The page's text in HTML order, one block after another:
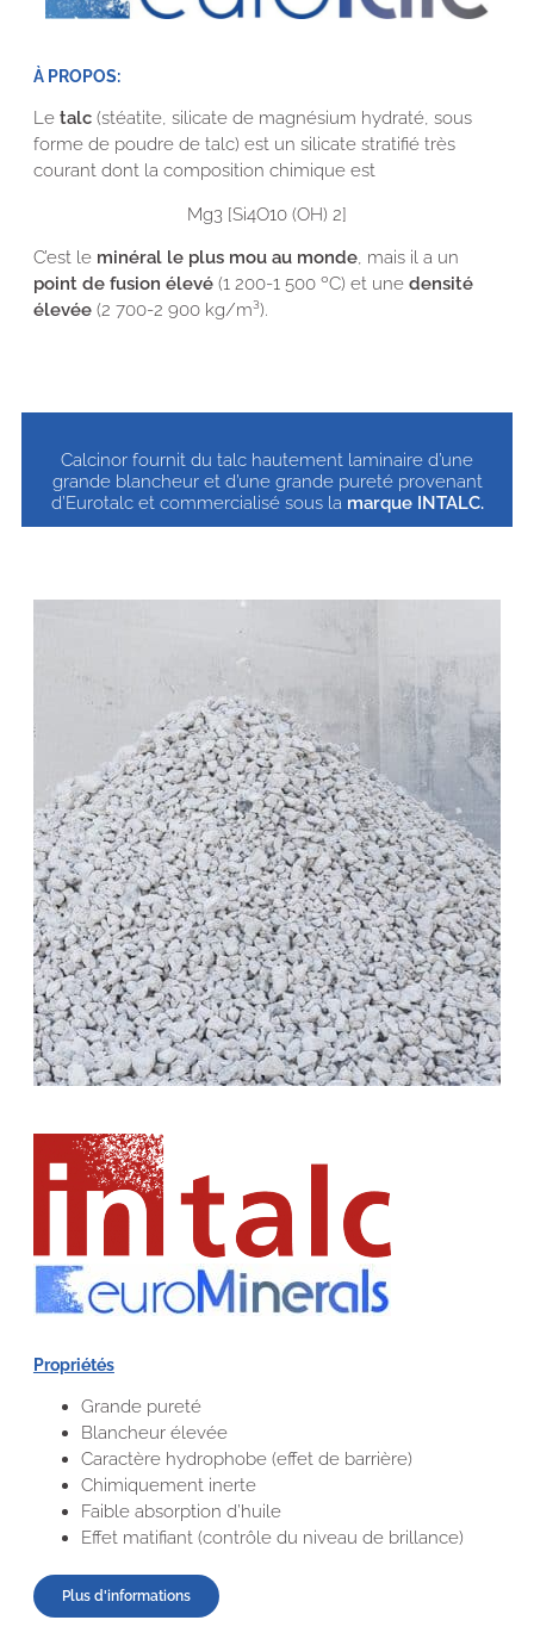
À PROPOS:
Le talc(stéatite, silicate de magnésium hydraté, sous
forme de poudre de talc) est un silicate stratifié très
courant dont la composition chimique est
Mg3 [Si4O10 (OH) 2]
C’est le minéral le plus mou au monde, mais il a un
point de fusion élevé(1 200-1 500 ºC) et une densité
élevée(2 700-2 900 kg/m³).
Calcinor fournit du talc hautement laminaire d’une
grande blancheur et d’une grande pureté provenant
d’Eurotalc et commercialisé sous la marque INTALC.
Propriétés
Grande pureté
Blancheur élevée
Caractère hydrophobe (effet de barrière)
Chimiquement inerte
Faible absorption d’huile
Effet matifiant (contrôle du niveau de brillance)
Plus d'informations